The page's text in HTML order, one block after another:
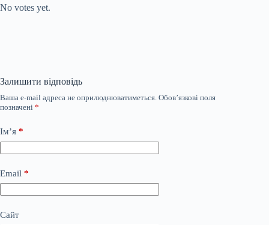
No votes yet.
Залишити відповідь
Ваша e-mail адреса не оприлюднюватиметься. Обов’язкові поля
позначені *
Ім’я *
Email *
Сайт